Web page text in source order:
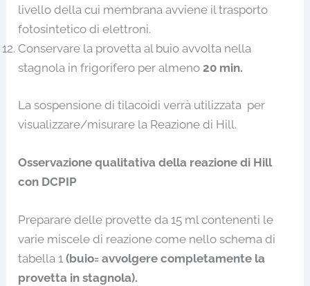
livello della cui membrana avviene il trasporto
fotosintetico di elettroni.
Conservare la provetta al buio avvolta nella
stagnola in frigorifero per almeno20 min.
La sospensione di tilacoidi verrà utilizzata per
visualizzare/misurare la Reazione di Hill.
Osservazione qualitativa della reazione di Hill
con DCPIP
Preparare delle provette da 15 ml contenenti le
varie miscele di reazione come nello schema di
tabella 1(buio= avvolgere completamente la
provetta in stagnola).